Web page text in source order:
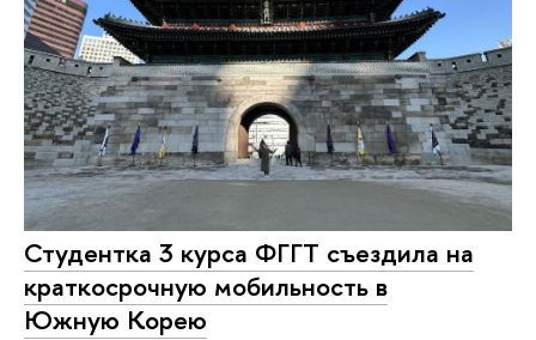
Студентка 3 курса ФГГТ съездила на
краткосрочную мобильность в
Южную Корею